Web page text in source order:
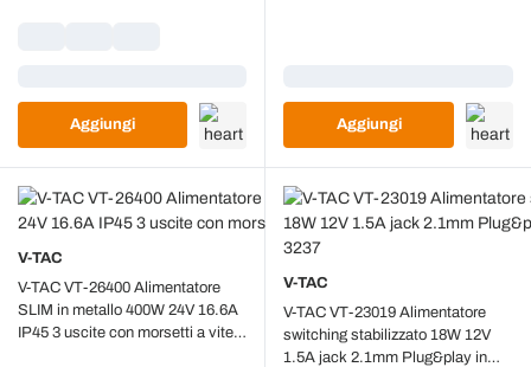
Aggiungi Aggiungi
V-TAC
V-TAC VT-26400 Alimentatore
SLIM in metallo 400W 24V 16.6A
IP45 3 uscite con morsetti a vite -
V-TAC
V-TAC VT-23019 Alimentatore
switching stabilizzato 18W 12V
1.5A jack 2.1mm Plug&play in